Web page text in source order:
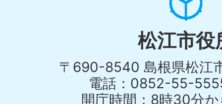
松江市役
〒690-8540 島根県松江
電話：0852-55-
開庁時間：8時30分か